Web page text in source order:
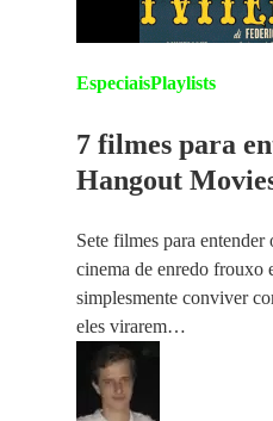
EspeciaisPlaylists
7 filmes para
Hangout
Sete filmes para
cinema de enredo frouxo
simplesmente conviver
eles virarem…